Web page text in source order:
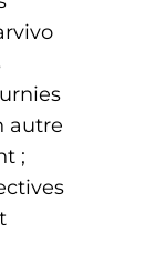
autre
;